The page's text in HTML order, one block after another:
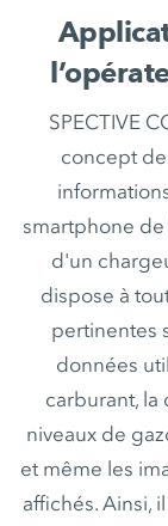
SPECTIVE
concept de
smartphone de
d'un
dispose à
pertinentes
données
carburant,
niveaux de
et même les
affichés. Ainsi,